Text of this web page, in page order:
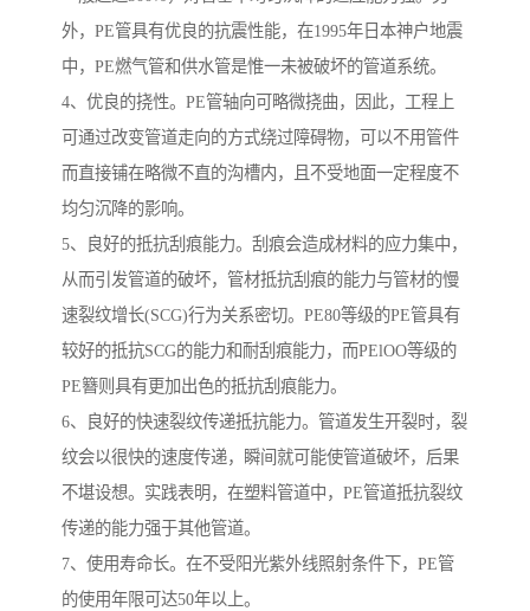
外，PE管具有优良的抗震性能，在1995年日本神户地震
中，PE燃气管和供水管是惟一未被破坏的管道系统。
4、优良的挠性。PE管轴向可略微挠曲，因此，工程上
可通过改变管道走向的方式绕过障碍物，可以不用管件
而直接铺在略微不直的沟槽内，且不受地面一定程度不
均匀沉降的影响。
5、良好的抵抗刮痕能力。刮痕会造成材料的应力集中，
从而引发管道的破坏，管材抵抗刮痕的能力与管材的慢
速裂纹增长(SCG)行为关系密切。PE80等级的PE管具有
较好的抵抗SCG的能力和耐刮痕能力，而PElOO等级的
PE簪则具有更加出色的抵抗刮痕能力。
6、良好的快速裂纹传递抵抗能力。管道发生开裂时，裂
纹会以很快的速度传递，瞬间就可能使管道破坏，后果
不堪设想。实践表明，在塑料管道中，PE管道抵抗裂纹
传递的能力强于其他管道。
7、使用寿命长。在不受阳光紫外线照射条件下，PE管
的使用年限可达50年以上。